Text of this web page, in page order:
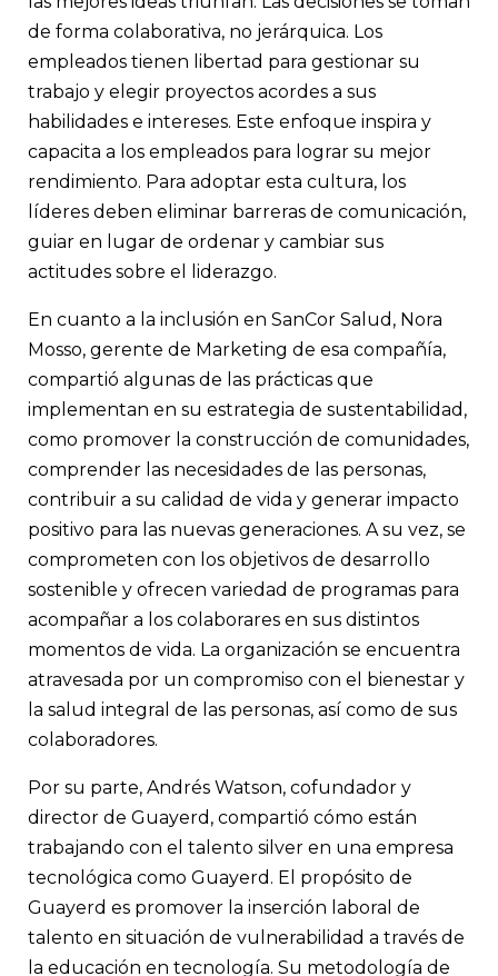
de forma colaborativa, no jerárquica. Los
empleados tienen libertad para gestionar su
trabajo y elegir proyectos acordes a sus
habilidades e intereses. Este enfoque inspira y
capacita a los empleados para lograr su mejor
rendimiento. Para adoptar esta cultura, los
líderes deben eliminar barreras de comunicación,
guiar en lugar de ordenar y cambiar sus
actitudes sobre el liderazgo.
En cuanto a la inclusión en SanCor Salud, Nora
Mosso, gerente de Marketing de esa compañía,
compartió algunas de las prácticas que
implementan en su estrategia de sustentabilidad,
como promover la construcción de comunidades,
comprender las necesidades de las personas,
contribuir a su calidad de vida y generar impacto
positivo para las nuevas generaciones. A su vez, se
comprometen con los objetivos de desarrollo
sostenible y ofrecen variedad de programas para
acompañar a los colaborares en sus distintos
momentos de vida. La organización se encuentra
atravesada por un compromiso con el bienestar y
la salud integral de las personas, así como de sus
colaboradores.
Por su parte, Andrés Watson, cofundador y
director de Guayerd, compartió cómo están
trabajando con el talento silver en una empresa
tecnológica como Guayerd. El propósito de
Guayerd es promover la inserción laboral de
talento en situación de vulnerabilidad a través de
la educación en tecnología. Su metodología de